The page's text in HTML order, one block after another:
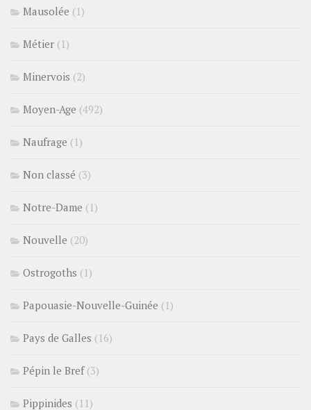
Mausolée (1)
Métier (1)
Minervois (2)
Moyen-Age (492)
Naufrage (1)
Non classé (3)
Notre-Dame (1)
Nouvelle (20)
Ostrogoths (1)
Papouasie-Nouvelle-Guinée (1)
Pays de Galles (16)
Pépin le Bref(3)
Pippinides (11)